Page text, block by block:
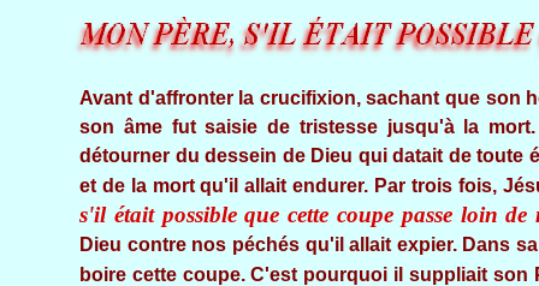
Avant d'affronter la crucifixion, sachant que son
son âme fut saisie de tristesse jusqu'à la
détourner du dessein de Dieu qui datait de toute
et de la mort qu'il allait endurer. Par trois fois,
s'il était possible que cette coupe passe loin
Dieu contre nos péchés qu'il allait expier. Dans
boire cette coupe. C'est pourquoi il suppliait son